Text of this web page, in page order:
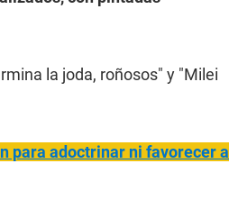
la joda, roñosos" y "Milei
para adoctrinar ni favorecer a